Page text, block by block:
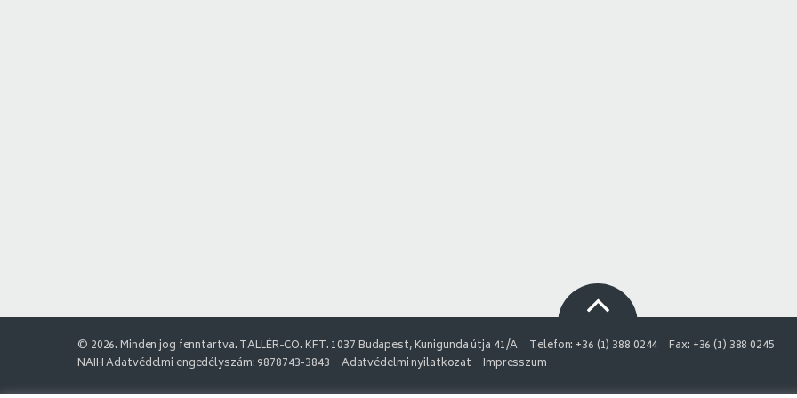
© 2026. Minden jog fenntartva. TALLÉR-CO. KFT. 1037 Budapest, Kunigunda útja 41/A Telefon: +36 (1) 388 0244
Fax: +36 (1) 388 0245
NAIH Adatvédelmi engedélyszám: 9878743-3843
Adatvédelmi nyilatkozat Impresszum